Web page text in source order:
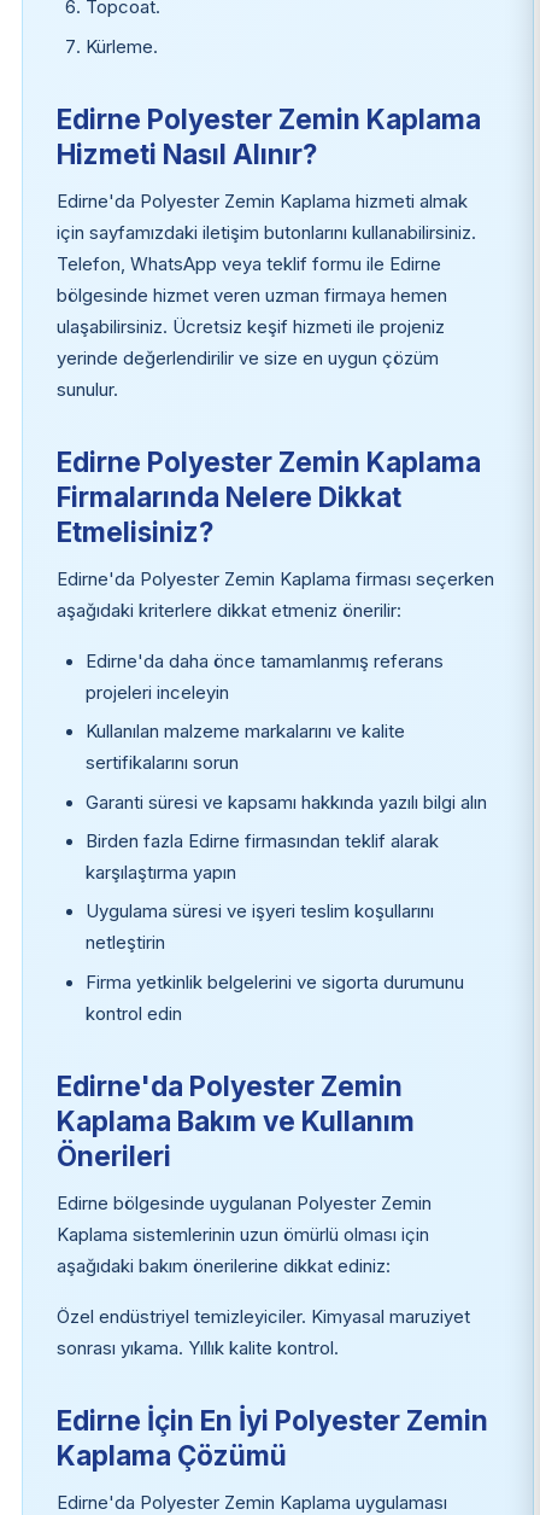
Topcoat.
Kürleme.
Edirne Polyester Zemin Kaplama
Hizmeti Nasıl Alınır?
Edirne'da Polyester Zemin Kaplama hizmeti almak
için sayfamızdaki iletişim butonlarını kullanabilirsiniz.
Telefon, WhatsApp veya teklif formu ile Edirne
bölgesinde hizmet veren uzman firmaya hemen
ulaşabilirsiniz. Ücretsiz keşif hizmeti ile projeniz
yerinde değerlendirilir ve size en uygun çözüm
sunulur.
Edirne Polyester Zemin Kaplama
Firmalarında Nelere Dikkat
Etmelisiniz?
Edirne'da Polyester Zemin Kaplama firması seçerken
aşağıdaki kriterlere dikkat etmeniz önerilir:
Edirne'da daha önce tamamlanmış referans
projeleri inceleyin
Kullanılan malzeme markalarını ve kalite
sertifikalarını sorun
Garanti süresi ve kapsamı hakkında yazılı bilgi alın
Birden fazla Edirne firmasından teklif alarak
karşılaştırma yapın
Uygulama süresi ve işyeri teslim koşullarını
netleştirin
Firma yetkinlik belgelerini ve sigorta durumunu
kontrol edin
Edirne'da Polyester Zemin
Kaplama Bakım ve Kullanım
Önerileri
Edirne bölgesinde uygulanan Polyester Zemin
Kaplama sistemlerinin uzun ömürlü olması için
aşağıdaki bakım önerilerine dikkat ediniz:
Özel endüstriyel temizleyiciler. Kimyasal maruziyet
sonrası yıkama. Yıllık kalite kontrol.
Edirne İçin En İyi Polyester Zemin
Kaplama Çözümü
Edirne'da Polyester Zemin Kaplama uygulaması